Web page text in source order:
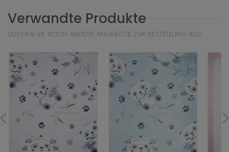
Verwandte Produkte
SUCHEN SIE NOCH ANDERE ANGEBOTE ZUR BESTELLUNG AUS